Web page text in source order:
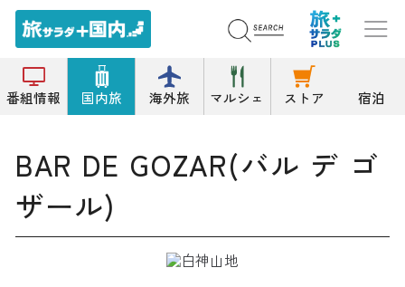
番組情報 国内旅 海外旅 マルシェ ストア 宿泊
トップ
バー/洋風居酒屋/ダイニングバー
BAR DE GOZAR(バル デ ゴザール)
BAR DE GOZAR(バル デ ゴ
ザール)